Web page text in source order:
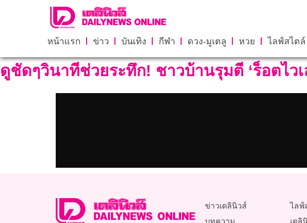
หน้าแรก ข่าว บันเทิง กีฬา ดวง-มูเตลู หวย ไลฟ์สไตล์
ดูชัดๆวินาทีช่วยระทึก! ชาวบ้านรุมตี ‘ร็อตไว
ข่าวเดลินิวส์
บทความ
ไลฟ์
เดลิ